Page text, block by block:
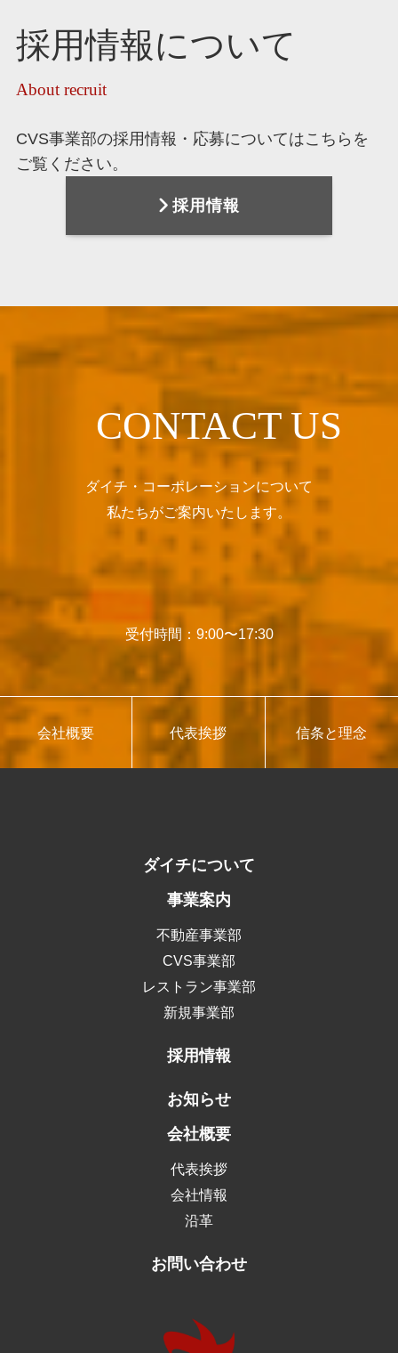
採用情報について
About recruit
CVS事業部の採用情報・応募についてはこちらを
ご覧ください。
採用情報
CONTACT US
ダイチ・コーポレーションについて
私たちがご案内いたします。
受付時間：9:00〜17:30
会社概要 代表挨拶 信条と理念
ダイチについて
事業案内
不動産事業部
CVS事業部
レストラン事業部
新規事業部
採用情報
お知らせ
会社概要
代表挨拶
会社情報
沿⾰
お問い合わせ